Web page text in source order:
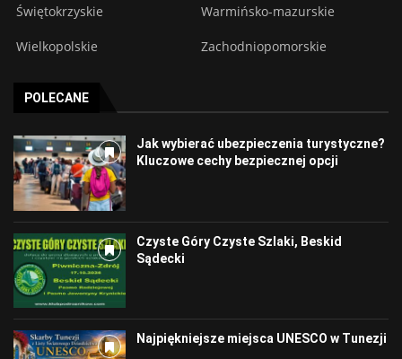
Świętokrzyskie Warmińsko-mazurskie
Wielkopolskie Zachodniopomorskie
POLECANE
Jak wybierać ubezpieczenia turystyczne?
Kluczowe cechy bezpiecznej opcji
Czyste Góry Czyste Szlaki, Beskid
Sądecki
Najpiękniejsze miejsca UNESCO w Tunezji